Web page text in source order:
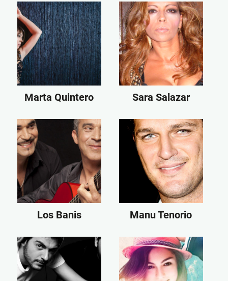
Marta Quintero Sara Salazar
Los Banis Manu Tenorio